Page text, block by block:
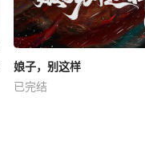
娘子，别这样
已完结